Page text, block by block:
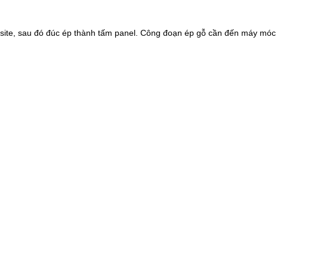
sau đó đúc ép thành tấm panel. Công đoạn ép gỗ cần đến máy móc